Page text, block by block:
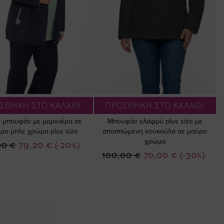
ΣΤΟ ΚΑΛΑΘΙ
μπουφάν με μαρινιέρα σε
μπλε χρώμα plus size
(-20%)
Ειδική
79,20 €
€
ΠΡΟΣΘΗΚΗ ΣΤΟ ΚΑΛΑΘΙ
Μπουφάν ελαφρύ plus size με
αποσπώμενη κουκούλα σε μαύρο
χρώμα
(-30%)
Ειδική
70,00 €
100,00 €